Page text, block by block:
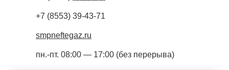
+7 (8553) 39-43-71
smpneftegaz.ru
пн.-пт. 08:00 — 17:00 (без перерыва)